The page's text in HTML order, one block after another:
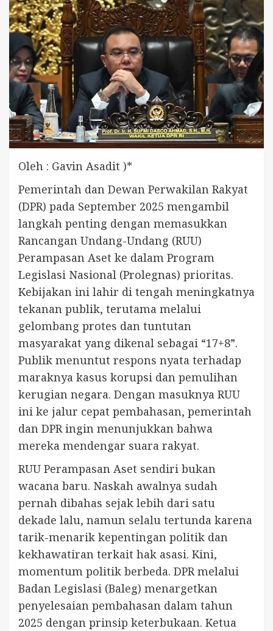
Oleh : Gavin Asadit )*
Pemerintah dan Dewan Perwakilan Rakyat
(DPR) pada September 2025 mengambil
langkah penting dengan memasukkan
Rancangan Undang-Undang (RUU)
Perampasan Aset ke dalam Program
Legislasi Nasional (Prolegnas) prioritas.
Kebijakan ini lahir di tengah meningkatnya
tekanan publik, terutama melalui
gelombang protes dan tuntutan
masyarakat yang dikenal sebagai “17+8”.
Publik menuntut respons nyata terhadap
maraknya kasus korupsi dan pemulihan
kerugian negara. Dengan masuknya RUU
ini ke jalur cepat pembahasan, pemerintah
dan DPR ingin menunjukkan bahwa
mereka mendengar suara rakyat.
RUU Perampasan Aset sendiri bukan
wacana baru. Naskah awalnya sudah
pernah dibahas sejak lebih dari satu
dekade lalu, namun selalu tertunda karena
tarik-menarik kepentingan politik dan
kekhawatiran terkait hak asasi. Kini,
momentum politik berbeda. DPR melalui
Badan Legislasi (Baleg) menargetkan
penyelesaian pembahasan dalam tahun
2025 dengan prinsip keterbukaan. Ketua